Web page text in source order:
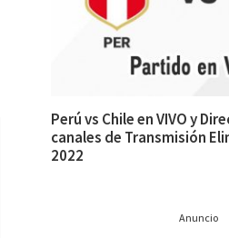
Perú vs Chile en VIVO y
canales de Transmisión
2022
Anuncio